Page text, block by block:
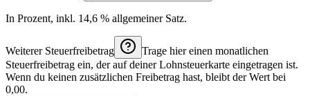
In Prozent, inkl. 14,6 % allgemeiner Satz.
Weiterer Steuerfreibetrag
Trage hier einen monatlichen
Steuerfreibetrag ein, der auf deiner Lohnsteuerkarte eingetragen ist.
Wenn du keinen zusätzlichen Freibetrag hast, bleibt der Wert bei
0,00.